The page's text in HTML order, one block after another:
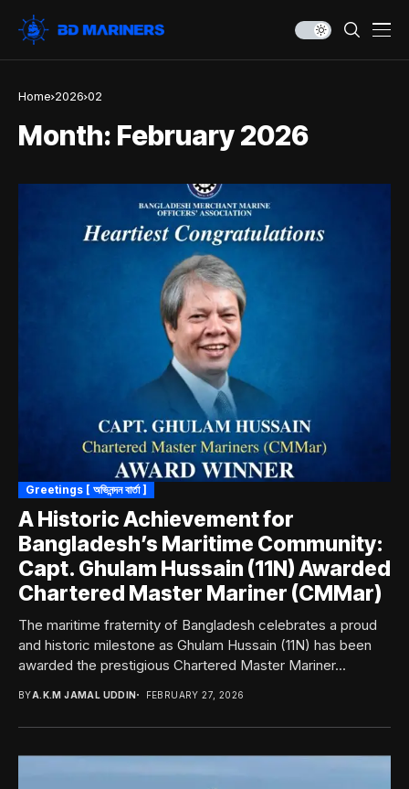
Home 2026 02
Month: February 2026
Greetings [ অভিনন্দন বার্তা ]
A Historic Achievement for
Bangladesh’s Maritime Community:
Capt. Ghulam Hussain (11N) Awarded
Chartered Master Mariner (CMMar)
The maritime fraternity of Bangladesh celebrates a proud
and historic milestone as Ghulam Hussain (11N) has been
awarded the prestigious Chartered Master Mariner...
BYA.K.M JAMAL UDDIN FEBRUARY 27, 2026